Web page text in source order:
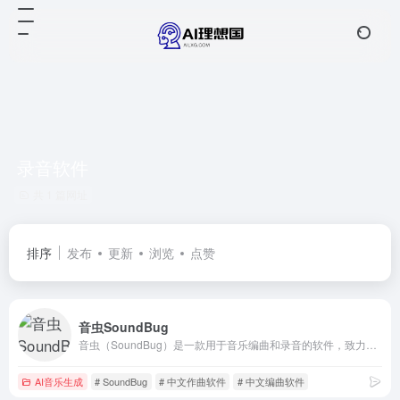
排序 发布 更新 浏览 点赞
音虫SoundBug
AI音乐生成 # SoundBug # 中文作曲软件 # 中文编曲软件